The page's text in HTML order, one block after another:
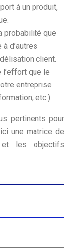
à un produit,
probabilité que
d’autres
client.
l’effort que le
entreprise
etc.).
pertinents pour
une matrice de
les objectifs